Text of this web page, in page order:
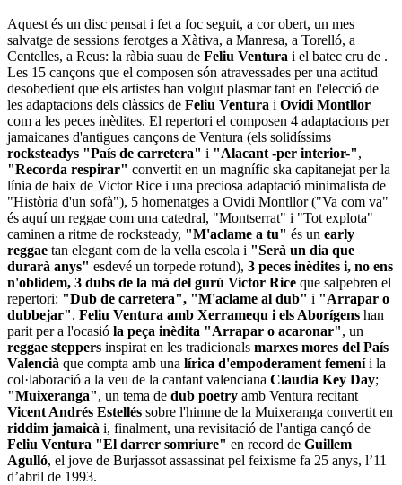
Aquest és un disc pensat i fet a foc seguit, a cor obert, un mes
salvatge de sessions ferotges a Xàtiva, a Manresa, a Torelló, a
Centelles, a Reus: la ràbia suau de Feliu Ventura i el batec cru de .
Les 15 cançons que el composen són atravessades per una actitud
desobedient que els artistes han volgut plasmar tant en l'elecció de
les adaptacions dels clàssics de Feliu Ventura i Ovidi Montllor
com a les peces inèdites. El repertori el composen 4 adaptacions per
jamaicanes d'antigues cançons de Ventura (els solidíssims
rocksteadys "País de carretera" i "Alacant -per interior-",
"Recorda respirar" convertit en un magnífic ska capitanejat per la
línia de baix de Victor Rice i una preciosa adaptació minimalista de
"Història d'un sofà"), 5 homenatges a Ovidi Montllor ("Va com va"
és aquí un reggae com una catedral, "Montserrat" i "Tot explota"
caminen a ritme de rocksteady, "M'aclame a tu" és un early
reggae tan elegant com de la vella escola i "Serà un dia que
durarà anys" esdevé un torpede rotund), 3 peces inèdites i, no ens
n'oblidem, 3 dubs de la mà del gurú Victor Rice que salpebren el
repertori: "Dub de carretera", "M'aclame al dub" i "Arrapar o
dubbejar". Feliu Ventura amb Xerramequ i els Aborígens han
parit per a l'ocasió la peça inèdita "Arrapar o acaronar", un
reggae steppers inspirat en les tradicionals marxes mores del País
Valencià que compta amb una lírica d'empoderament femeníi la
col·laboració a la veu de la cantant valenciana Claudia Key Day;
"Muixeranga", un tema de dub poetry amb Ventura recitant
Vicent Andrés Estellés sobre l'himne de la Muixeranga convertit en
riddim jamaicà i, finalment, una revisitació de l'antiga cançó de
Feliu Ventura "El darrer somriure" en record de Guillem
Agulló, el jove de Burjassot assassinat pel feixisme fa 25 anys, l’11
d’abril de 1993.